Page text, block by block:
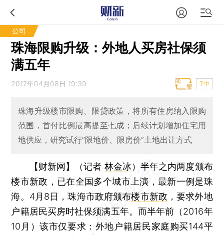
公司
珠海限购升级：外地人买房社保须
满五年
2017年04月08日 19:39 T中
珠海升级楼市限购、限贷政策，将所有住房纳入限购
范围，首付比例最高提至七成；后续计划增加住宅用
地供应，研究试行“限地价、限房价”土地出让方式
【财新网】（记者 林金冰） 半年之内两度颁布
楼市新政，已在全国多个城市上演，最新一例是珠
海。4月8日，珠海市政府颁布楼市新政 ，要求外地
户籍居民买房时社保须满五年。而半年前（2016年
10月）该市仅要求：外地户籍居民家庭购买144平